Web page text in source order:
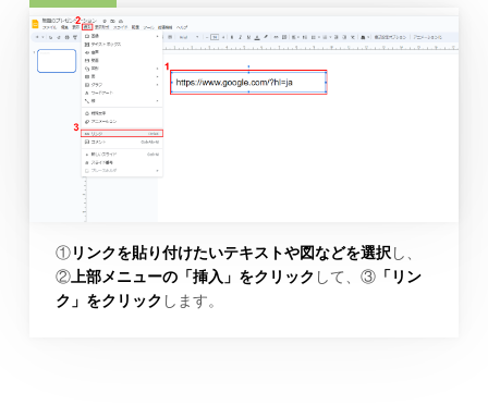
①リンクを貼り付けたいテキストや図などを選択 し、
②上部メニューの「挿入」をクリック して、③「リン
ク」をクリック します。